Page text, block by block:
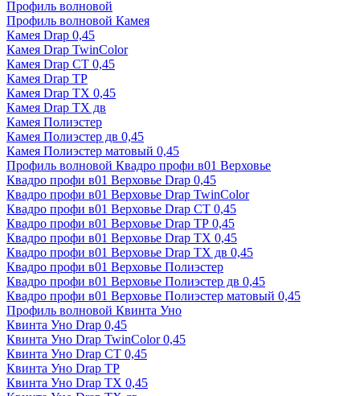
Профиль волновой
Профиль волновой Камея
Камея Drap 0,45
Камея Drap TwinColor
Камея Drap СТ 0,45
Камея Drap ТР
Камея Drap ТХ 0,45
Камея Drap ТХ дв
Камея Полиэстер
Камея Полиэстер дв 0,45
Камея Полиэстер матовый 0,45
Профиль волновой Квадро профи в01 Верховье
Квадро профи в01 Верховье Drap 0,45
Квадро профи в01 Верховье Drap TwinColor
Квадро профи в01 Верховье Drap СТ 0,45
Квадро профи в01 Верховье Drap ТР 0,45
Квадро профи в01 Верховье Drap ТХ 0,45
Квадро профи в01 Верховье Drap ТХ дв 0,45
Квадро профи в01 Верховье Полиэстер
Квадро профи в01 Верховье Полиэстер дв 0,45
Квадро профи в01 Верховье Полиэстер матовый 0,45
Профиль волновой Квинта Уно
Квинта Уно Drap 0,45
Квинта Уно Drap TwinColor 0,45
Квинта Уно Drap СТ 0,45
Квинта Уно Drap ТР
Квинта Уно Drap ТХ 0,45